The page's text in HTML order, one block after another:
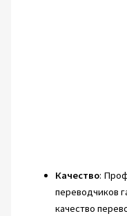
Качество:
переводчиков
качество